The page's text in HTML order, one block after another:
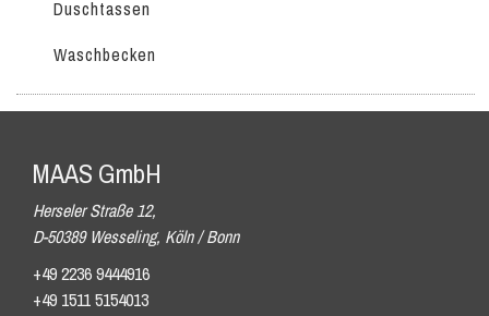
Duschtassen
Waschbecken
MAAS GmbH
Herseler Straße 12,
D-50389 Wesseling, Köln / Bonn
+49 2236 9444916
+49 1511 5154013